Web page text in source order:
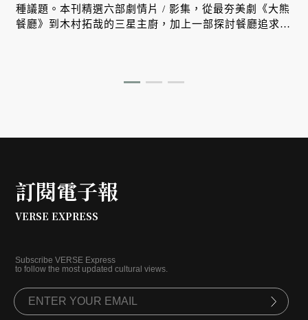
種議題。本刊精選六部劇情片 / 影集，從最夯美劇《大熊
餐廳》到木村拓哉的三星主廚，加上一部探討餐廳追求米
訂閱電子報
VERSE EXPRESS
Subscribe VERSE Express
to follow the most updated cultural views.